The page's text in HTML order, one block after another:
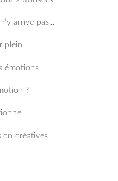
arrive pas...
plein
émotions
?
créatives